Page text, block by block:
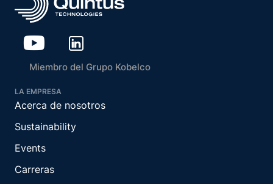
Miembro del Grupo Kobelco
LA EMPRESA
Acerca de nosotros
Sustainability
Events
Carreras